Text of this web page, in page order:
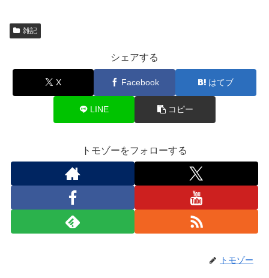
雑記
シェアする
X Facebook はてブ
LINE コピー
トモゾーをフォローする
トモゾー